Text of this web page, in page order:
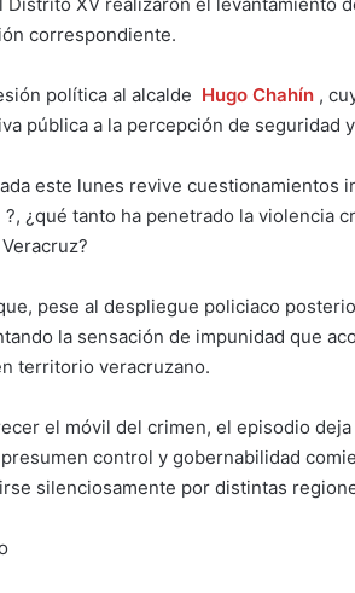
correspondiente.
política al alcalde Hugo Chahín ,
pública a la percepción de seguridad
este lunes revive cuestionamientos
?, ¿qué tanto ha penetrado la violencia
pese al despliegue policiaco
la sensación de impunidad que
territorio veracruzano.
el móvil del crimen, el episodio
control y gobernabilidad
silenciosamente por distintas